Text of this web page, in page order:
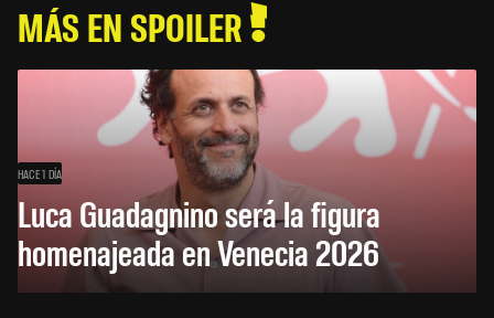
MÁS EN SPOILER
HACE 1 DÍA
Luca Guadagnino será la figura
homenajeada en Venecia 2026